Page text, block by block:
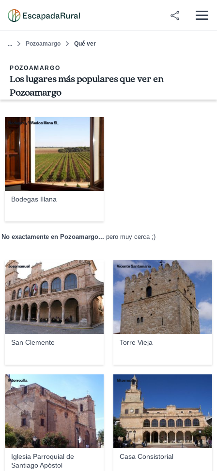
... Pozoamargo Qué ver
POZOAMARGO
Los lugares más populares que ver en
Pozoamargo
Bodegas Illana
Bodegas y Viñedos Illana SL
No exactamente en Pozoamargo... pero muy cerca ;)
San Clemente
Josemanuel
Torre Vieja
Vicente Santamaria
Iglesia Parroquial de
Santiago Apóstol
Mtorrecilla
Casa Consistorial
Mtorrecilla